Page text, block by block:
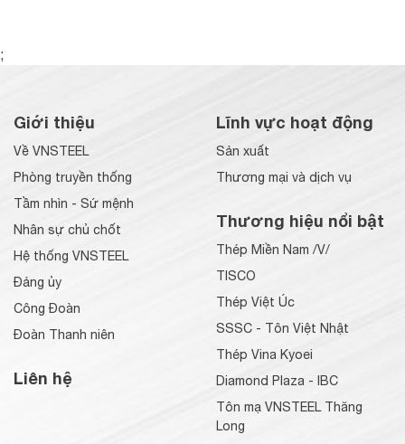
;
Giới thiệu
Về VNSTEEL
Phòng truyền thống
Tầm nhìn - Sứ mệnh
Nhân sự chủ chốt
Hệ thống VNSTEEL
Đảng ủy
Công Đoàn
Đoàn Thanh niên
Liên hệ
Lĩnh vực hoạt động
Sản xuất
Thương mại và dịch vụ
Thương hiệu nổi bật
Thép Miền Nam /V/
TISCO
Thép Việt Úc
SSSC - Tôn Việt Nhật
Thép Vina Kyoei
Diamond Plaza - IBC
Tôn mạ VNSTEEL Thăng
Long